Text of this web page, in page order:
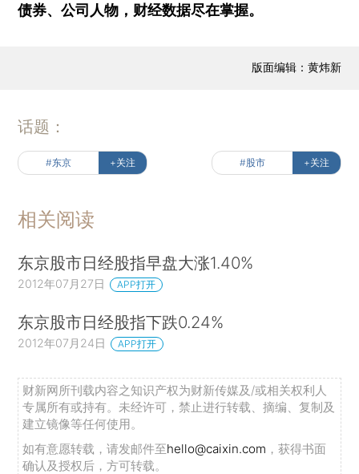
债券、公司人物，财经数据尽在掌握。
版面编辑：黄炜新
话题：
#东京 +关注 #股市 +关注
相关阅读
东京股市日经股指早盘大涨1.40%
2012年07月27日 APP打开
东京股市日经股指下跌0.24%
2012年07月24日 APP打开
财新网所刊载内容之知识产权为财新传媒及/或相关权利人
专属所有或持有。未经许可，禁止进行转载、摘编、复制及
建立镜像等任何使用。
如有意愿转载，请发邮件至hello@caixin.com ，获得书面
确认及授权后，方可转载。